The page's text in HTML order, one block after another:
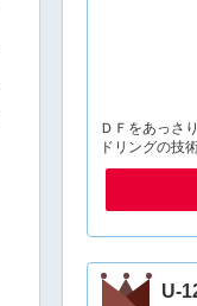
ＤＦをあっさ
ドリングの技
U-